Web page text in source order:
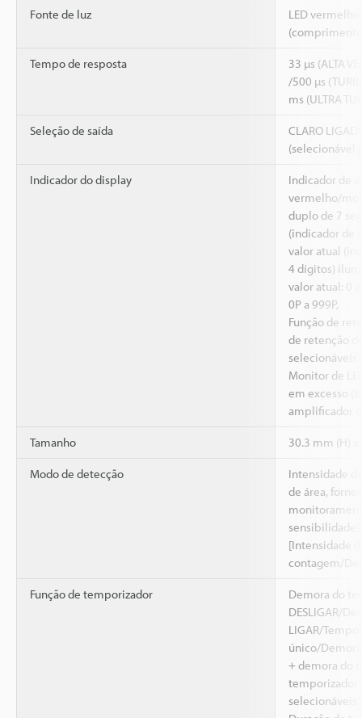
Fonte de luz
LED
Tempo de resposta
33 µs (ALTA
/500 µs
ms (ULTRA
Seleção de saída
CLARO
(selecionável
Indicador do display
Indicador de
vermelho/
duplo de 7
(indicador de
valor atual
4 dígitos)
valor atual: 0
0P a 999P,
Função de
de retenção
selecionáveis
Monitor de
em excesso
amplificador
Tamanho 30.3 mm (H)
Modo de detecção
Intensidade
de área,
[Intensidade
contagem/
Função de temporizador
Demora do
DESLIGAR/
LIGAR/
único/
+ demora do
temporizador
selecionáveis